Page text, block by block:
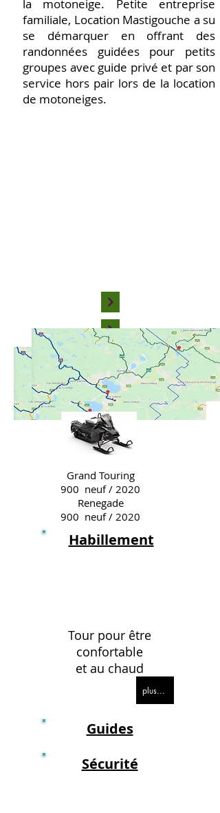
la motoneige. Petite entreprise
familiale, Location Mastigouche a su
se démarquer en offrant des
randonnées guidées pour petits
groupes avec guide privé et par son
service hors pair lors de la location
de motoneiges.
Grand Touring
900 neuf / 2020
Renegade
900 neuf / 2020
Habillement
Tour pour être
confortable
et au chaud
plus...
Guides
Sécurité